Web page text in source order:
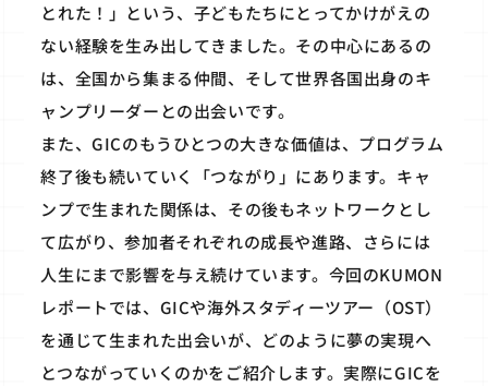
とれた！」という、子どもたちにとってかけがえの
ない経験を生み出してきました。その中心にあるの
は、全国から集まる仲間、そして世界各国出身のキ
ャンプリーダーとの出会いです。
また、GICのもうひとつの大きな価値は、プログラム
終了後も続いていく「つながり」にあります。キャ
ンプで生まれた関係は、その後もネットワークとし
て広がり、参加者それぞれの成長や進路、さらには
人生にまで影響を与え続けています。今回のKUMON
レポートでは、GICや海外スタディーツアー（OST）
を通じて生まれた出会いが、どのように夢の実現へ
とつながっていくのかをご紹介します。実際にGICを